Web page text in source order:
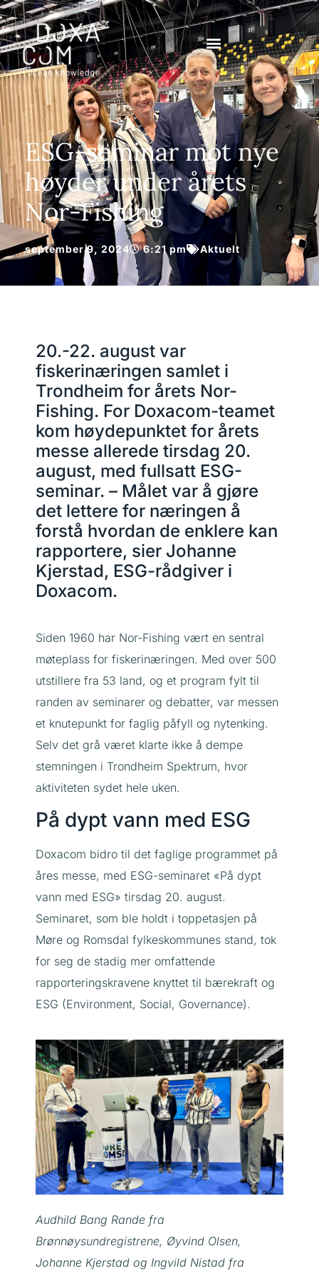
ESG-seminar mot nye
høyder under årets
Nor-Fishing
september 9, 2024 6:21 pm Aktuelt
20.-22. august var
fiskerinæringen samlet i
Trondheim for årets Nor-
Fishing. For Doxacom-teamet
kom høydepunktet for årets
messe allerede tirsdag 20.
august, med fullsatt ESG-
seminar. – Målet var å gjøre
det lettere for næringen å
forstå hvordan de enklere kan
rapportere, sier Johanne
Kjerstad, ESG-rådgiver i
Doxacom.
Siden 1960 har Nor-Fishing vært en sentral
møteplass for fiskerinæringen. Med over 500
utstillere fra 53 land, og et program fylt til
randen av seminarer og debatter, var messen
et knutepunkt for faglig påfyll og nytenking.
Selv det grå været klarte ikke å dempe
stemningen i Trondheim Spektrum, hvor
aktiviteten sydet hele uken.
På dypt vann med ESG
Doxacom bidro til det faglige programmet på
åres messe, med ESG-seminaret «På dypt
vann med ESG» tirsdag 20. august.
Seminaret, som ble holdt i toppetasjen på
Møre og Romsdal fylkeskommunes stand, tok
for seg de stadig mer omfattende
rapporteringskravene knyttet til bærekraft og
ESG (Environment, Social, Governance).
Audhild Bang Rande fra
Brønnøysundregistrene, Øyvind Olsen,
Johanne Kjerstad og Ingvild Nistad fra